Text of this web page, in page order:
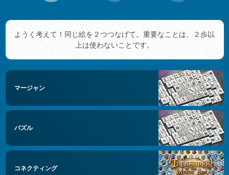
ようく考えて！同じ絵を２つつなげて。重要なことは、２歩以
上は使わないことです。
マージャン
パズル
コネクティング